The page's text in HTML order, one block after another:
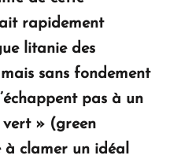
rapidement
litanie des
sans fondement
pas à un
vert » (green
à clamer un idéal